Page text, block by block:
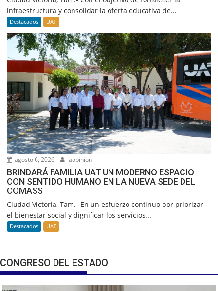
infraestructura y consolidar la oferta educativa de...
Destacados UAT
agosto 6, 2026 laopinion
BRINDARÁ FAMILIA UAT UN MODERNO ESPACIO
CON SENTIDO HUMANO EN LA NUEVA SEDE DEL
COMASS
Ciudad Victoria, Tam.- En un esfuerzo continuo por priorizar
el bienestar social y dignificar los servicios...
Destacados UAT
CONGRESO DEL ESTADO